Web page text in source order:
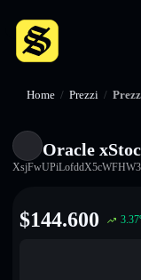
Home / Prezzi /
Oracle
$144.600 3.37